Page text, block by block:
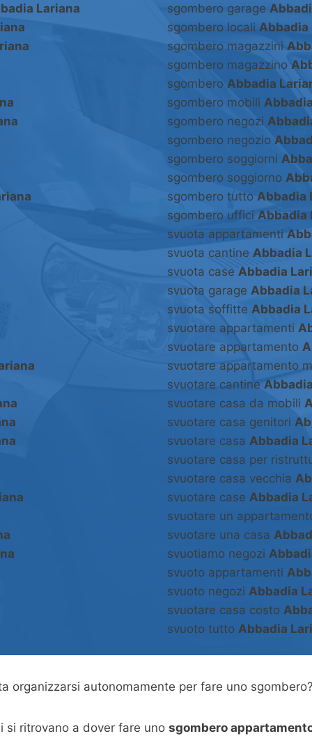
Lariana
sgombero garage
sgombero locali Abbadia
sgombero magazzini
sgombero magazzino
sgombero Abbadia
sgombero mobili
sgombero negozi
sgombero negozio
sgombero soggiorni
sgombero soggiorno
sgombero tutto Abbadia
sgombero uffici Abbadia
svuota appartamenti
svuota cantine Abbadia
svuota case Abbadia
svuota garage Abbadia
svuota soffitte Abbadia
svuotare appartamenti
svuotare appartamento
svuotare appartamento
svuotare cantine
svuotare casa da mobili
svuotare casa genitori
svuotare casa Abbadia
svuotare casa per
svuotare casa vecchia
svuotare case Abbadia
svuotare un
svuotare una casa
svuotiamo negozi
svuoto appartamenti
svuoto negozi Abbadia
svuotare casa costo
svuoto tutto Abbadia
organizzarsi autonomamente per fare uno
si ritrovano a dover fare uno sgombero